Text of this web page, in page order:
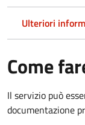
Ulteriori
Come
Il servizio può
documentazione